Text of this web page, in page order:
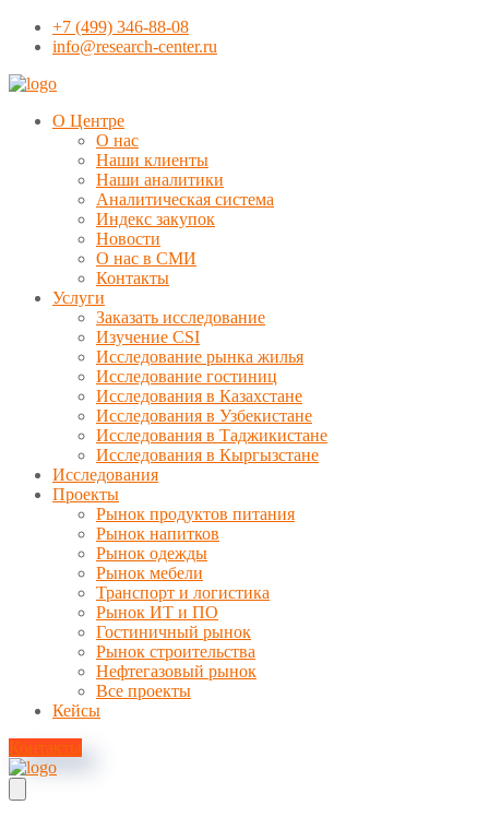
+7 (499) 346-88-08
info@research-center.ru
О Центре
О нас
Наши клиенты
Наши аналитики
Аналитическая система
Индекс закупок
Новости
О нас в СМИ
Контакты
Услуги
Заказать исследование
Изучение CSI
Исследование рынка жилья
Исследование гостиниц
Исследования в Казахстане
Исследования в Узбекистане
Исследования в Таджикистане
Исследования в Кыргызстане
Исследования
Проекты
Рынок продуктов питания
Рынок напитков
Рынок одежды
Рынок мебели
Транспорт и логистика
Рынок ИТ и ПО
Гостиничный рынок
Рынок строительства
Нефтегазовый рынок
Все проекты
Кейсы
Контакты